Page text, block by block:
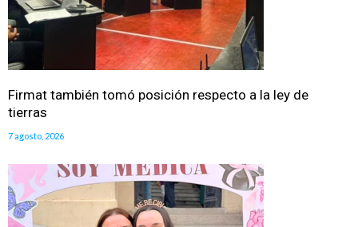
Firmat también tomó posición respecto a la ley de
tierras
7 agosto, 2026